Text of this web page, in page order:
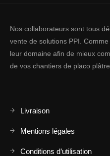
Nos collaborateurs sont tous
vente de solutions PPI.
leur domaine afin de mieux
de vos chantiers de placo plâtre
Livraison
Mentions légales
Conditions d’utilisation